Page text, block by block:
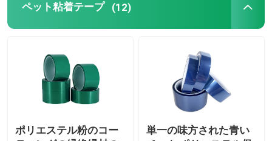
ペット粘着テープ (12)
ポリエステル粉のコー
単一の味方された青い